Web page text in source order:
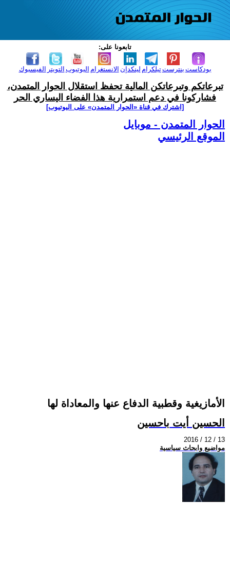
تابعونا على:
الفيسبوك التويتر اليوتيوب الانستغرام لينكدإن تيلكرامبنترست بودكاست
تبرعاتكم وتبرعاتكن المالية تحفظ استقلال الحوار المتمدن،
فشاركونا في دعم استمرارية هذا الفضاء اليساري الحر
[اشترك في قناة ‫«الحوار المتمدن» على اليوتيوب]
الحوار المتمدن - موبايل
الموقع الرئيسي
الأمازيغية وقطبية الدفاع عنها والمعاداة لها
الحسين أيت باحسين
2016 / 12 / 13
مواضيع وابحاث سياسية